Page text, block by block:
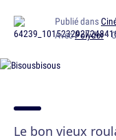
Publié dans
AvecPolydor·
Le bon vieux